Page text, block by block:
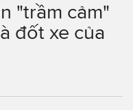
"trầm cảm"
đốt xe của